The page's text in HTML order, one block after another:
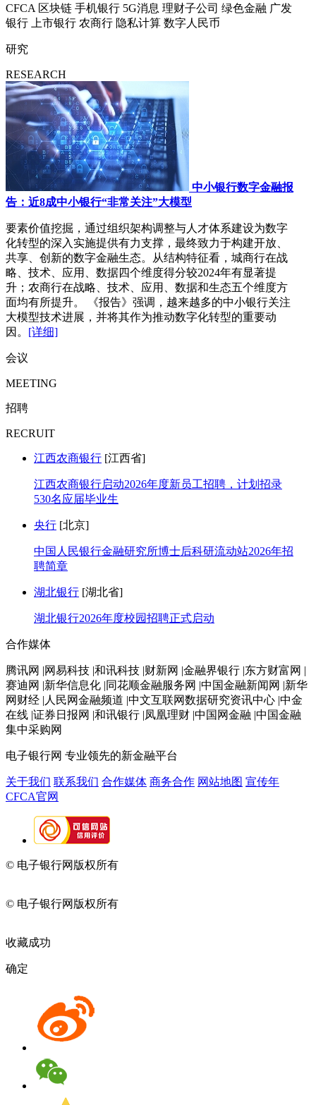
CFCA 区块链 手机银行 5G消息 理财子公司 绿色金融 广发
银行
上市银行 农商行 隐私计算 数字人民币
研究
RESEARCH
中小银行数字金融报
告：近8成中小银行“非常关注”大模型
要素价值挖掘，通过组织架构调整与人才体系建设为数字
化转型的深入实施提供有力支撑，最终致力于构建开放、
共享、创新的数字金融生态。从结构特征看，城商行在战
略、技术、应用、数据四个维度得分较2024年有显著提
升；农商行在战略、技术、应用、数据和生态五个维度方
面均有所提升。 《报告》强调，越来越多的中小银行关注
大模型技术进展，并将其作为推动数字化转型的重要动
因。 [详细]
会议
MEETING
招聘
RECRUIT
江西农商银行 [江西省]
江西农商银行启动2026年度新员工招聘，计划招录
530名应届毕业生
央行 [北京]
中国人民银行金融研究所博士后科研流动站2026年招
聘简章
湖北银行 [湖北省]
湖北银行2026年度校园招聘正式启动
合作媒体
腾讯网 |网易科技 |和讯科技 |财新网 |金融界银行 |东方财富网 |
赛迪网 |新华信息化 |同花顺金融服务网 |中国金融新闻网 |新华
网财经 |人民网金融频道 |中文互联网数据研究资讯中心 |中金
在线 |证券日报网 |和讯银行 |凤凰理财 |中国网金融 |中国金融
集中采购网
电子银行网 专业领先的新金融平台
关于我们 联系我们 合作媒体 商务合作 网站地图 宣传年
CFCA官网
© 电子银行网版权所有
© 电子银行网版权所有
收藏成功
确定